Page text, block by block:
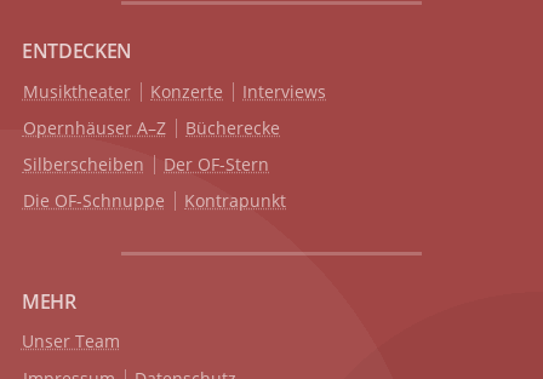
ENTDECKEN
Musiktheater Konzerte
Interviews
Opernhäuser A–Z
Bücherecke
Silberscheiben
Der OF-Stern
Die OF-Schnuppe
Kontrapunkt
MEHR
Unser Team